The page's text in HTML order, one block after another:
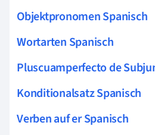
Objektpronomen Spanisch
Wortarten Spanisch
Pluscuamperfecto de
Konditionalsatz Spanisch
Verben auf er Spanisch